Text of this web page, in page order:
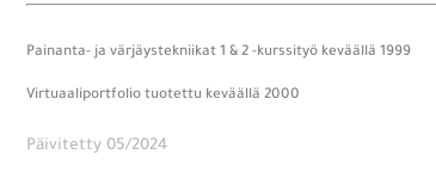
Painanta- ja värjäystekniikat 1 & 2 -kurssityö keväällä 1999
Virtuaaliportfolio tuotettu keväällä 2000
Päivitetty 05/2024